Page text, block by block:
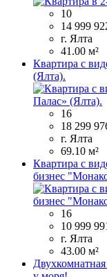
10
14 999
г. Ялта
41.00 м²
Квартира с
(Ялта).
16
18 299
г. Ялта
69.10 м²
Квартира с
бизнес
16
10 999
г. Ялта
43.00 м²